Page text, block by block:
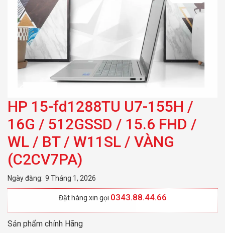
W11SL / VÀNG
(C2CV7PA)
HP 15-fd1288TU U7-155H /
16G / 512GSSD / 15.6 FHD /
WL / BT / W11SL / VÀNG
(C2CV7PA)
Ngày đăng: 9 Tháng 1, 2026
Đặt hàng xin gọi 0343.88.44.66
Sản phẩm chính Hãng